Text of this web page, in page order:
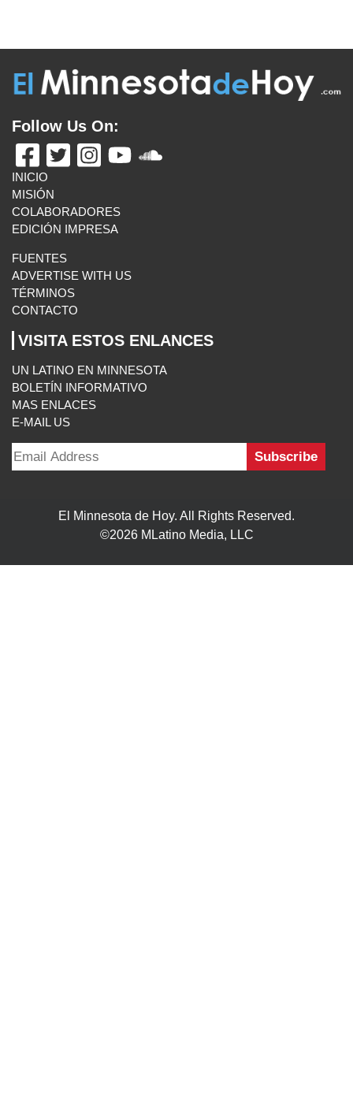
FUENTES
ADVERTISE WITH US
CONTACTO
VISITA ESTOS ENLANCES
UN LATINO EN MINNESOTA
BOLETÍN INFORMATIVO
MAS ENLACES
E-MAIL US
©2026 MLatino Media, LLC